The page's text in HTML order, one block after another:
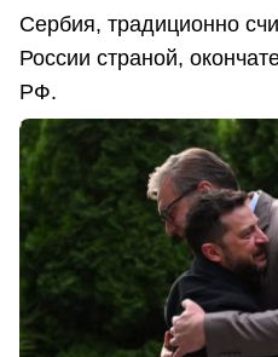
Сербия, традиционно
России страной,
РФ.